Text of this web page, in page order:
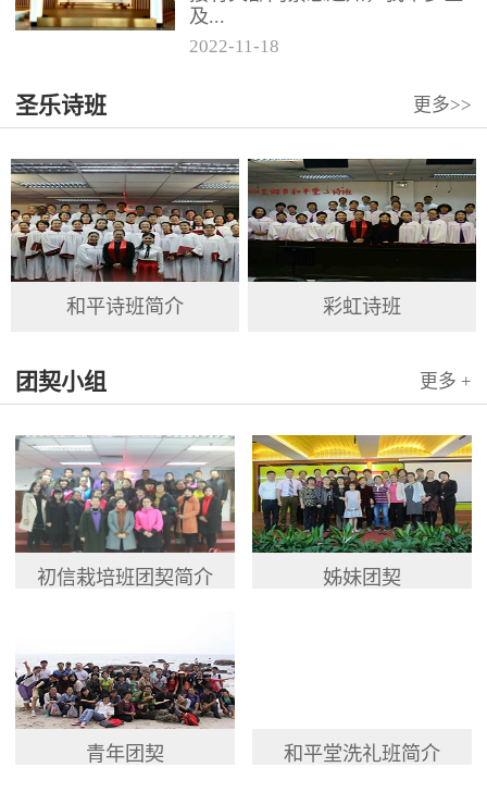
及...
况比较复杂。基督教和平堂自11
月19日起，执行实施“双暂停”
2022-11 -18
圣乐诗班 更多>>
和平诗班简介 彩虹诗班
团契小组 更多 +
初信栽培班团契简介 姊妹团契
青年团契 和平堂洗礼班简介